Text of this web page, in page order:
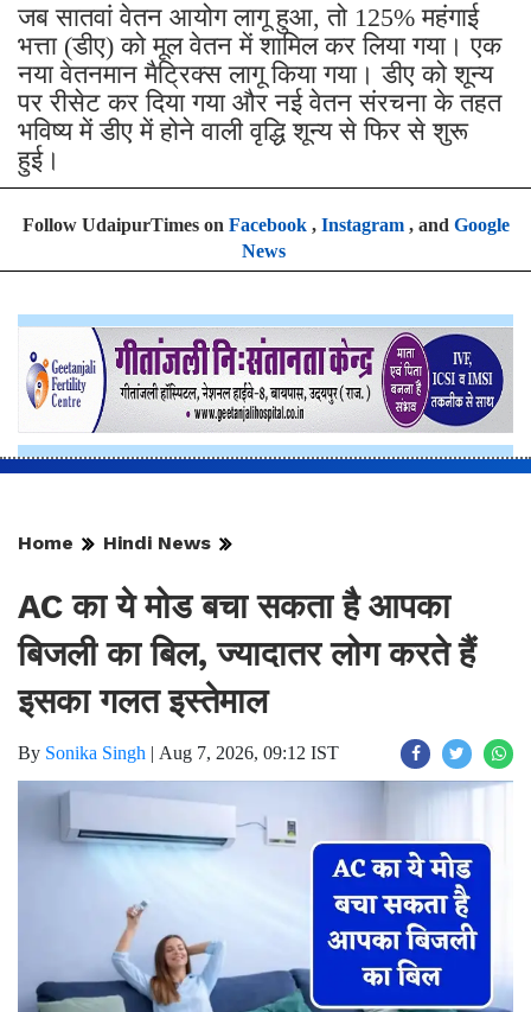
जब सातवां वेतन आयोग लागू हुआ, तो 125% महंगाई
भत्ता (डीए) को मूल वेतन में शामिल कर लिया गया। एक
नया वेतनमान मैट्रिक्स लागू किया गया। डीए को शून्य
पर रीसेट कर दिया गया और नई वेतन संरचना के तहत
भविष्य में डीए में होने वाली वृद्धि शून्य से फिर से शुरू
हुई।
Follow UdaipurTimes on Facebook, Instagram, and Google
News
Home Hindi News
AC का ये मोड बचा सकता है आपका
बिजली का बिल, ज्यादातर लोग करते हैं
इसका गलत इस्तेमाल
By Sonika Singh | Aug 7, 2026, 09:12 IST